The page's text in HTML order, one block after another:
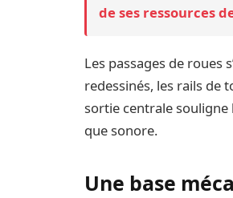
de ses ressources
Les passages de roues
redessinés, les rails de
sortie centrale
que sonore.
Une base